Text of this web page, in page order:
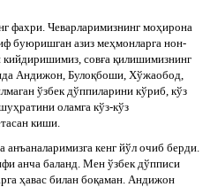
фахри. Чеварларимизнинг моҳирона
буюришган азиз меҳмонларга нон-
совға қилишимизнинг
Андижон, Булоқбоши, Хўжаобод,
ўзбек дўппиларини кўриб, кўз
оламга кўз-кўз
киши.
кенг йўл очиб берди.
анча баланд. Мен ўзбек дўпписи
ҳавас билан боқаман. Андижон